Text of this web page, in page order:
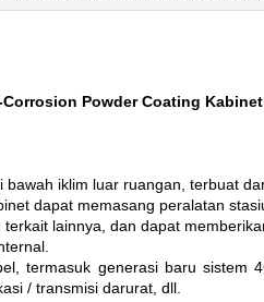
Powder Coating
iklim luar ruangan, terbuat
dapat memasang peralatan
lainnya, dan dapat
termasuk generasi baru sistem
/ transmisi darurat, dll.